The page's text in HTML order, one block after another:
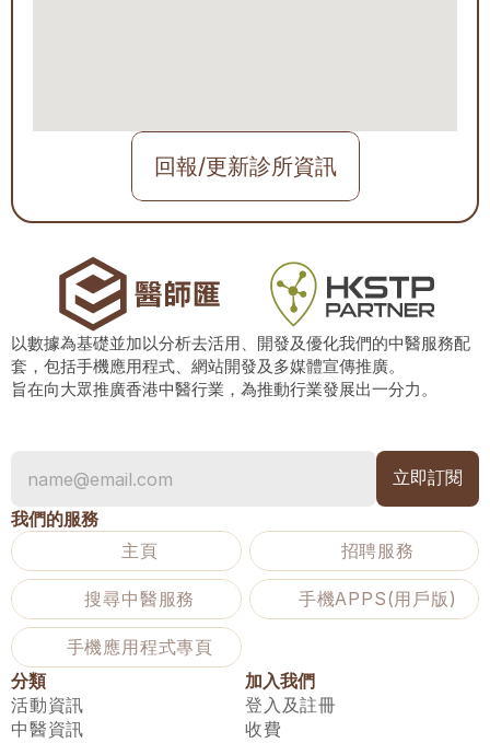
回報/更新診所資訊
以數據為基礎並加以分析去活用、開發及優化我們的中醫服務配
套，包括手機應用程式、網站開發及多媒體宣傳推廣。
旨在向大眾推廣香港中醫行業，為推動行業發展出一分力。
我們的服務
主頁
招聘服務
搜尋中醫服務 手機APPS(用戶版)
手機應用程式專頁
分類
活動資訊
中醫資訊
加入我們
登入及註冊
收費